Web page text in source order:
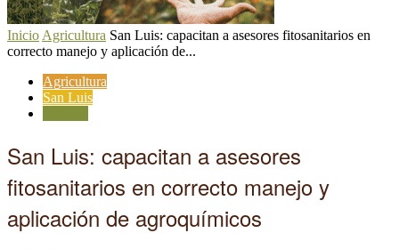
Inicio Agricultura San Luis: capacitan a asesores fitosanitarios en
correcto manejo y aplicación de...
Agricultura
San Luis
San Luis: capacitan a asesores
fitosanitarios en correcto manejo y
aplicación de agroquímicos